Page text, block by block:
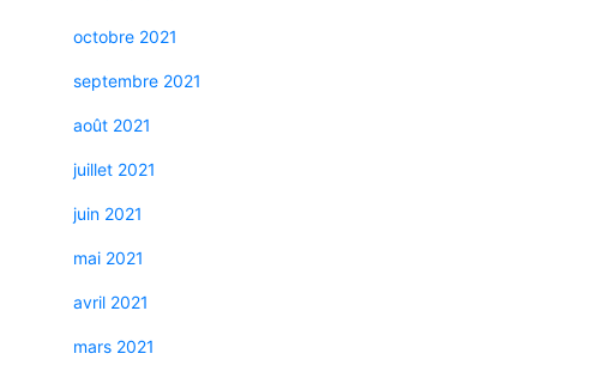
octobre 2021
septembre 2021
août 2021
juillet 2021
juin 2021
mai 2021
avril 2021
mars 2021